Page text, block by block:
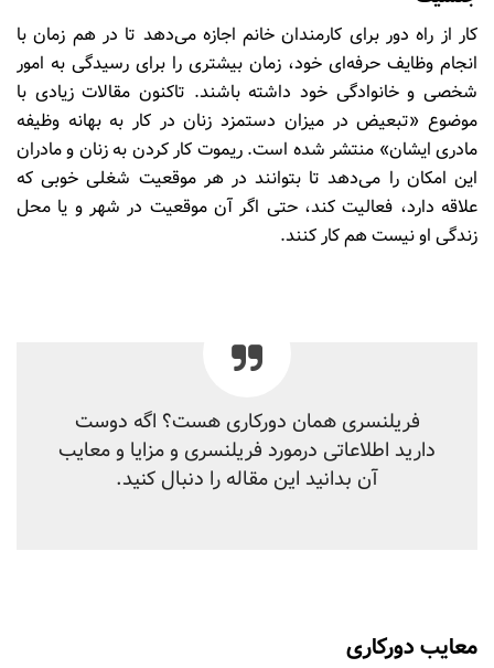
کار از راه دور برای کارمندان خانم اجازه می‌دهد تا در هم زمان با
انجام وظایف حرفه‌ای خود، زمان بیشتری را برای رسیدگی به امور
شخصی و خانوادگی خود داشته باشند. تاکنون مقالات زیادی با
موضوع «تبعیض در میزان دستمزد زنان در کار به بهانه وظیفه
مادری ایشان» منتشر شده است. ریموت کار کردن به زنان و مادران
این امکان را می‌دهد تا بتوانند در هر موقعیت شغلی خوبی که
علاقه دارد، فعالیت کند، حتی اگر آن موقعیت در شهر و یا محل
زندگی او نیست هم کار کنند.
فریلنسری همان دورکاری هست؟ اگه دوست
دارید اطلاعاتی درمورد فریلنسری و مزایا و‌ معایب
آن بدانید این مقاله را دنبال کنید.
معایب دورکاری